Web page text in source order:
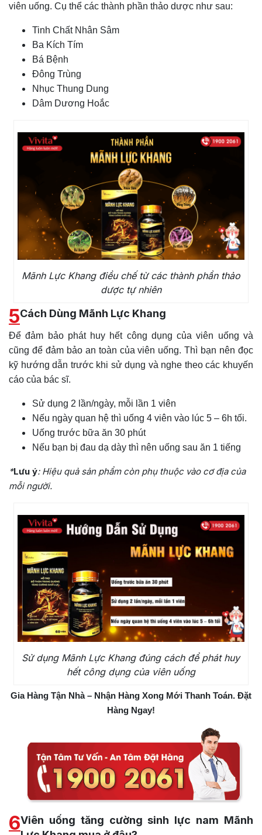
viên uống. Cụ thể các thành phần thảo dược như sau:
Tinh Chất Nhân Sâm
Ba Kích Tím
Bá Bệnh
Đông Trùng
Nhục Thung Dung
Dâm Dương Hoắc
Mãnh Lực Khang điều chế từ các thành phần thảo
dược tự nhiên
5Cách Dùng Mãnh Lực Khang
Để đảm bảo phát huy hết công dụng của viên uống và
cũng để đảm bảo an toàn của viên uống. Thì bạn nên đọc
kỹ hướng dẫn trước khi sử dụng và nghe theo các khuyến
cáo của bác sĩ.
Sử dụng 2 lần/ngày, mỗi lần 1 viên
Nếu ngày quan hệ thì uống 4 viên vào lúc 5 – 6h tối.
Uống trước bữa ăn 30 phút
Nếu bạn bị đau dạ dày thì nên uống sau ăn 1 tiếng
*Lưu ý: Hiệu quả sản phẩm còn phụ thuộc vào cơ địa của
mỗi người.
Sử dụng Mãnh Lực Khang đúng cách để phát huy
hết công dụng của viên uống
Gia Hàng Tận Nhà – Nhận Hàng Xong Mới Thanh Toán. Đặt
Hàng Ngay!
6Viên uống tăng cường sinh lực nam Mãnh